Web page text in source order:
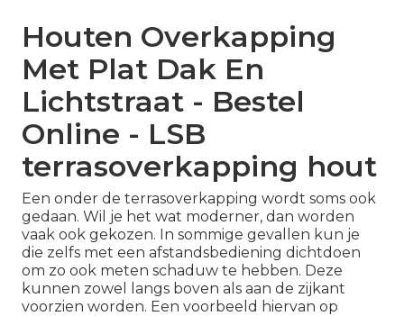
Houten Overkapping
Met Plat Dak En
Lichtstraat - Bestel
Online - LSB
terrasoverkapping hout
Een onder de terrasoverkapping wordt soms ook
gedaan. Wil je het wat moderner, dan worden
vaak ook gekozen. In sommige gevallen kun je
die zelfs met een afstandsbediening dichtdoen
om zo ook meten schaduw te hebben. Deze
kunnen zowel langs boven als aan de zijkant
voorzien worden. Een voorbeeld hiervan op